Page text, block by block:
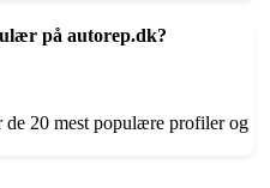
på autorep.dk?
de 20 mest populære profiler og